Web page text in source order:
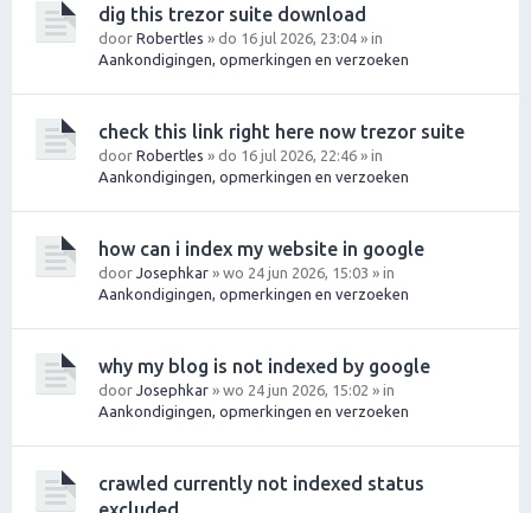
dig this trezor suite download
door Robertles » do 16 jul 2026, 23:04 » in
Aankondigingen, opmerkingen en verzoeken
check this link right here now trezor suite
door Robertles » do 16 jul 2026, 22:46 » in
Aankondigingen, opmerkingen en verzoeken
how can i index my website in google
door Josephkar » wo 24 jun 2026, 15:03 » in
Aankondigingen, opmerkingen en verzoeken
why my blog is not indexed by google
door Josephkar » wo 24 jun 2026, 15:02 » in
Aankondigingen, opmerkingen en verzoeken
crawled currently not indexed status